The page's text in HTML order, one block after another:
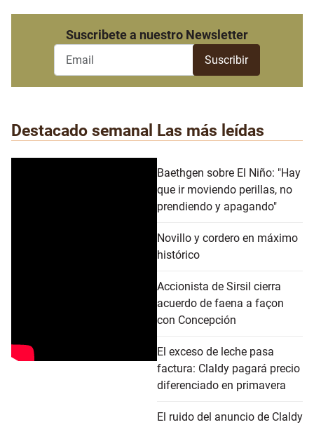
Suscribete a nuestro Newsletter
Destacado semanal Las más leídas
Baethgen sobre El Niño: "Hay
que ir moviendo perillas, no
prendiendo y apagando"
Novillo y cordero en máximo
histórico
Accionista de Sirsil cierra
acuerdo de faena a façon
con Concepción
El exceso de leche pasa
factura: Claldy pagará precio
diferenciado en primavera
El ruido del anuncio de Claldy